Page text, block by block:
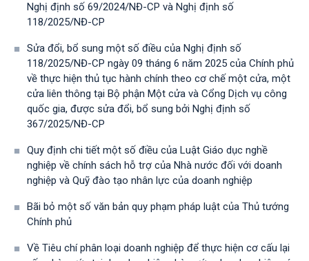
Nghị định số 69/2024/NĐ-CP và Nghị định số
118/2025/NĐ-СР
Sửa đổi, bổ sung một số điều của Nghị định số
118/2025/NĐ-CP ngày 09 tháng 6 năm 2025 của Chính phủ
về thực hiện thủ tục hành chính theo cơ chế một cửa, một
cửa liên thông tại Bộ phận Một cửa và Cổng Dịch vụ công
quốc gia, được sửa đổi, bổ sung bởi Nghị định số
367/2025/NĐ-СР
Quy định chi tiết một số điều của Luật Giáo dục nghề
nghiệp về chính sách hỗ trợ của Nhà nước đối với doanh
nghiệp và Quỹ đào tạo nhân lực của doanh nghiệp
Bãi bỏ một số văn bản quy phạm pháp luật của Thủ tướng
Chính phủ
Về Tiêu chí phân loại doanh nghiệp để thực hiện cơ cấu lại